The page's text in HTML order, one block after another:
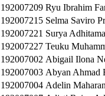
192007209 Ryu Ibrahim
192007215 Selma Saviro
192007221 Surya
192007227 Teuku
192007002 Abigail Ilona
192007003 Abyan Ahmad
192007004 Adelin